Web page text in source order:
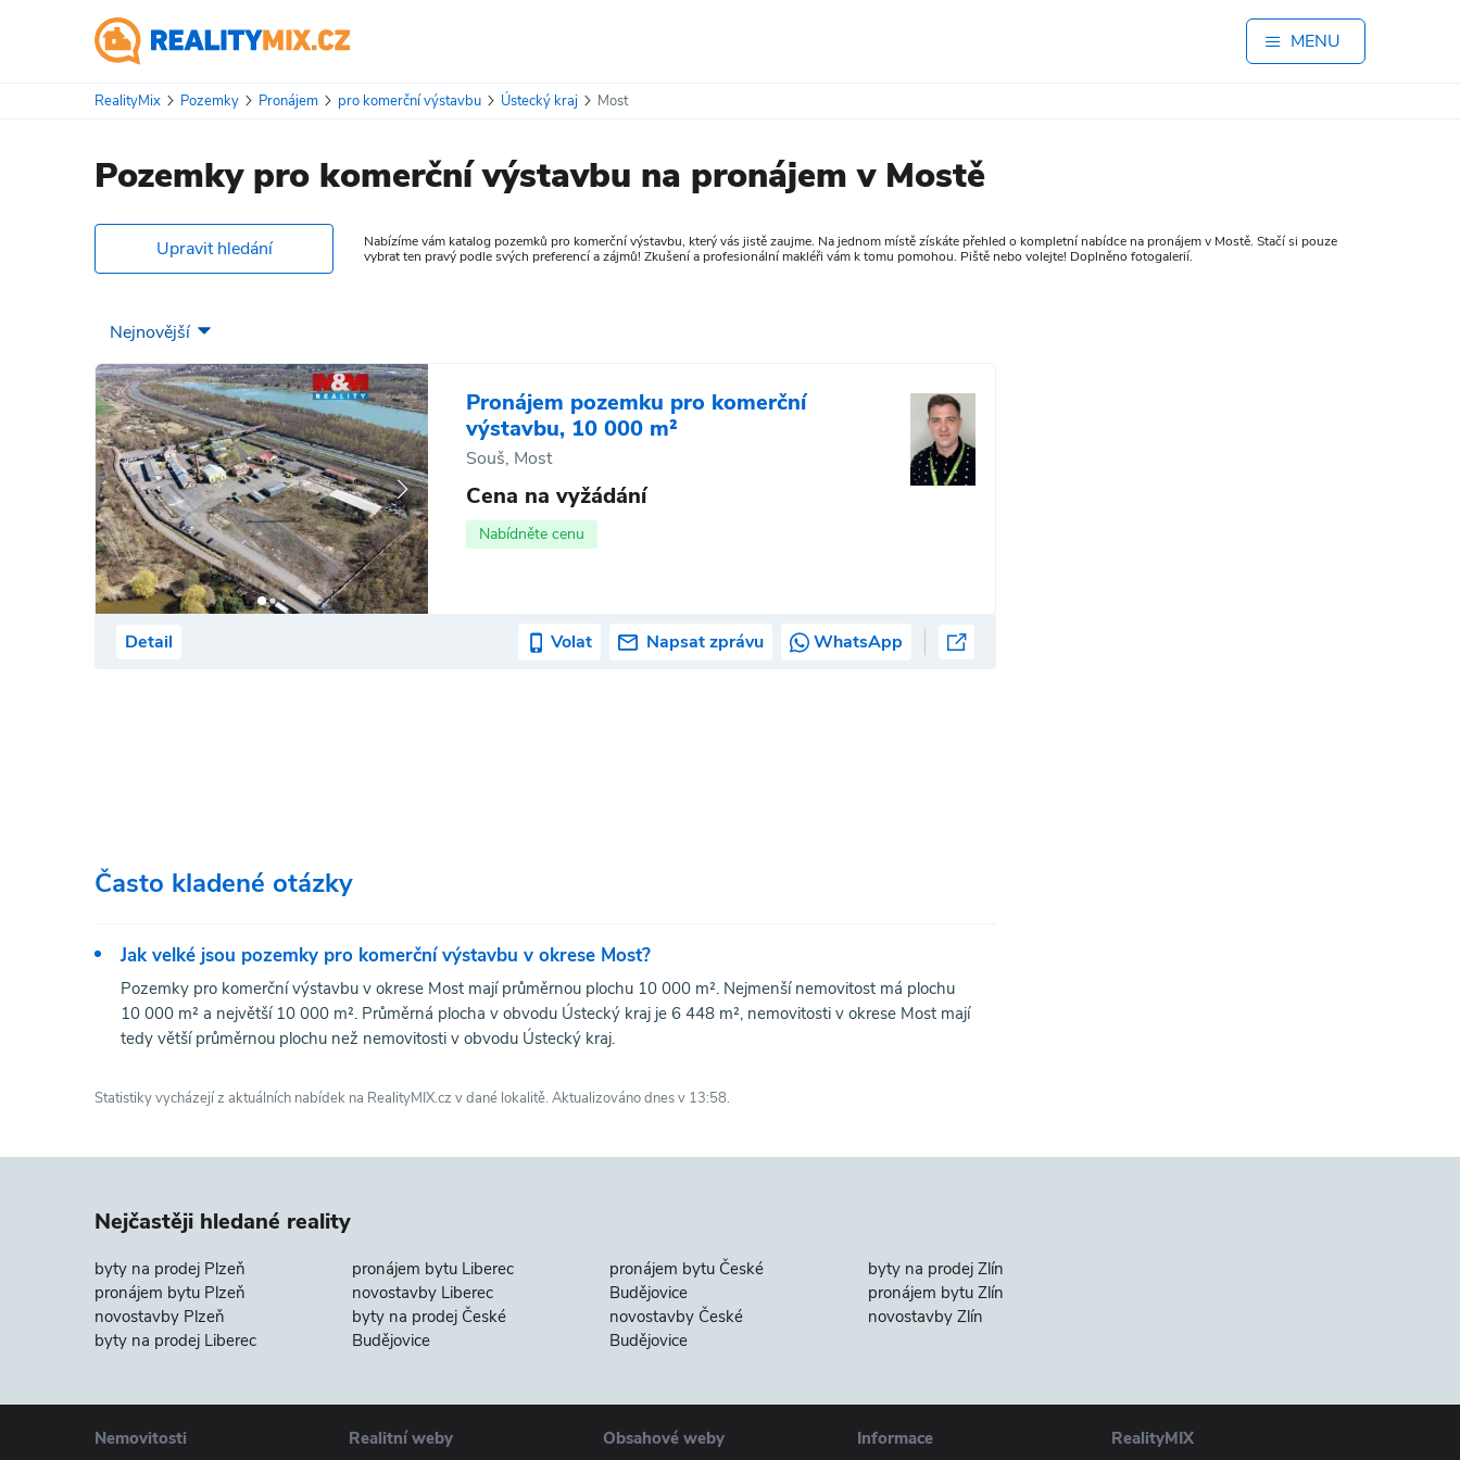
MENU
RealityMix Pozemky Pronájem pro komerční výstavbu Ústecký kraj Most
Pozemky pro komerční výstavbu na pronájem v Mostě
Upravit hledání
Nabízíme vám katalog pozemků pro komerční výstavbu, který vás jistě zaujme. Na jednom místě získáte přehled o kompletní nabídce na pronájem v Mostě. Stačí si pouze
vybrat ten pravý podle svých preferencí a zájmů! Zkušení a profesionální makléři vám k tomu pomohou. Piště nebo volejte! Doplněno fotogalerií.
Pronájem pozemku pro komerční
výstavbu, 10 000 m²
Souš, Most
Cena na vyžádání
Nabídněte cenu
Detail Volat Napsat zprávu WhatsApp
Často kladené otázky
Jak velké jsou pozemky pro komerční výstavbu v okrese Most?
Pozemky pro komerční výstavbu v okrese Most mají průměrnou plochu 10 000 m². Nejmenší nemovitost má plochu
10 000 m² a největší 10 000 m². Průměrná plocha v obvodu Ústecký kraj je 6 448 m², nemovitosti v okrese Most mají
tedy větší průměrnou plochu než nemovitosti v obvodu Ústecký kraj.
Statistiky vycházejí z aktuálních nabídek na RealityMIX.cz v dané lokalitě. Aktualizováno dnes v 13:58.
Nejčastěji hledané reality
byty na prodej Plzeň
pronájem bytu Plzeň
novostavby Plzeň
byty na prodej Liberec
pronájem bytu Liberec
novostavby Liberec
byty na prodej České
Budějovice
pronájem bytu České
Budějovice
novostavby České
Budějovice
byty na prodej Zlín
pronájem bytu Zlín
novostavby Zlín
Nemovitosti Realitní weby Obsahové weby Informace RealityMIX